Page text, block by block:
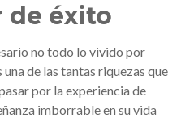
de éxito
no todo lo vivido por
una de las tantas riquezas que
por la experiencia de
imborrableen su vida